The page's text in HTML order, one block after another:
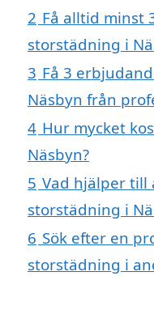
2 Få alltid minst
storstädning i
3 Få 3
Näsbyn från
4 Hur mycket
Näsbyn?
5 Vad hjälper till
storstädning i
6 Sök efter en
storstädning i